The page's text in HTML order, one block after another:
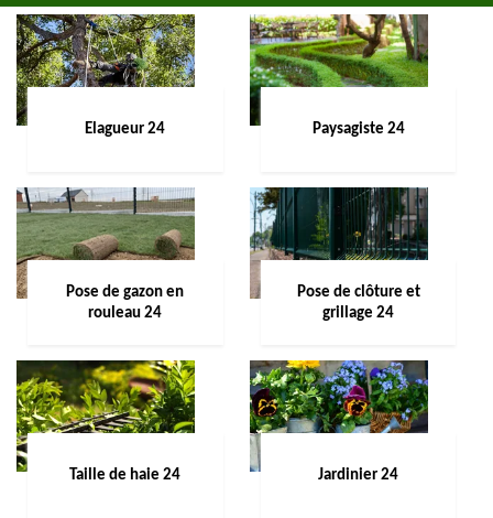
Elagueur 24 Paysagiste 24
Pose de gazon en
rouleau 24
Pose de clôture et
grillage 24
Taille de haie 24 Jardinier 24